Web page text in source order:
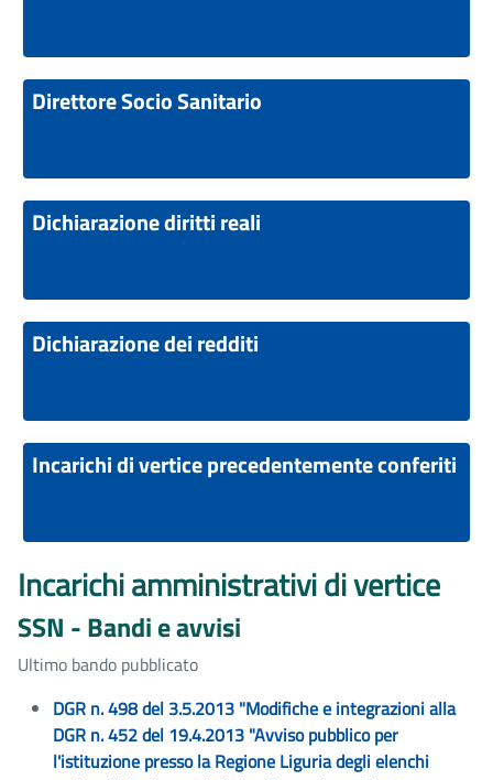
Direttore Socio Sanitario
Dichiarazione diritti reali
Dichiarazione dei redditi
Incarichi di vertice precedentemente conferiti
Incarichi amministrativi di vertice
SSN - Bandi e avvisi
Ultimo bando pubblicato
DGR n. 498 del 3.5.2013 "Modifiche e integrazioni alla
DGR n. 452 del 19.4.2013 "Avviso pubblico per
l'istituzione presso la Regione Liguria degli elenchi